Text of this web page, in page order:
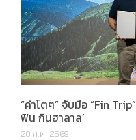
“คำโตๆ” จับมือ “Fin
ฟิน กินฮาลาล’
20 ก.ค. 2569